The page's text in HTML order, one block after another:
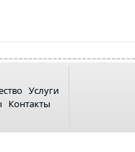
Услуги
Контакты